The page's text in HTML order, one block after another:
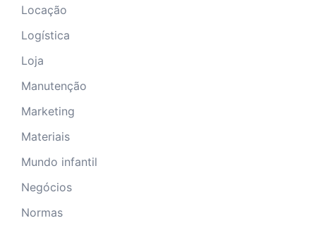
Locação
Logística
Loja
Manutenção
Marketing
Materiais
Mundo infantil
Negócios
Normas